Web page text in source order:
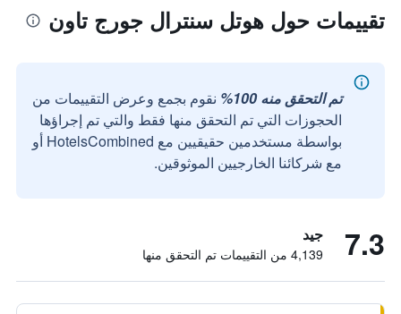
تقييمات حول هوتل سنترال جورج تاون
تم التحقق منه 100%
نقوم بجمع وعرض التقييمات من
الحجوزات التي تم التحقق منها فقط والتي تم إجراؤها
بواسطة مستخدمين حقيقيين مع HotelsCombined أو
مع شركائنا الخارجيين الموثوقين.
7.3 جيد
4,139 من التقييمات تم التحقق منها